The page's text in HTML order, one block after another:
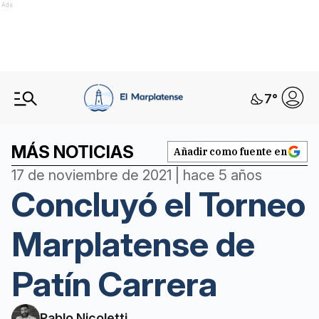
Ads
7°
MÁS NOTICIAS Añadir como fuente en
17 de noviembre de 2021 | hace 5 años
Concluyó el Torneo
Marplatense de
Patín Carrera